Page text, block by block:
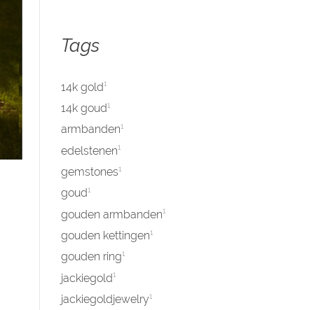
Tags
14k gold1
14k goud1
armbanden1
edelstenen1
gemstones1
goud1
gouden armbanden1
gouden kettingen1
gouden ring1
jackiegold1
jackiegoldjewelry1